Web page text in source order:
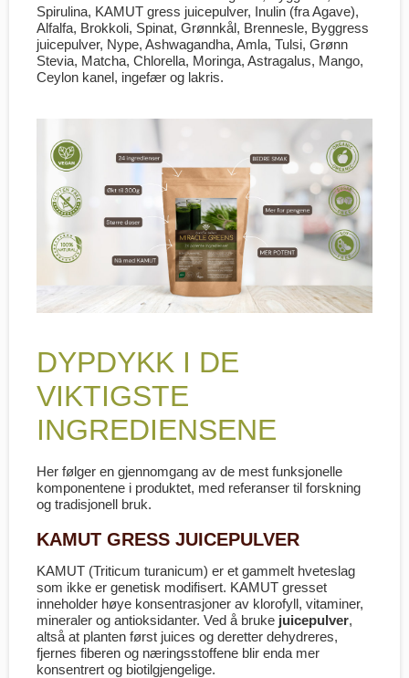
Spirulina, KAMUT gress juicepulver, Inulin (fra Agave),
Alfalfa, Brokkoli, Spinat, Grønnkål, Brennesle, Byggress
juicepulver, Nype, Ashwagandha, Amla, Tulsi, Grønn
Stevia, Matcha, Chlorella, Moringa, Astragalus, Mango,
Ceylon kanel, ingefær og lakris.
DYPDYKK I DE
VIKTIGSTE
INGREDIENSENE
Her følger en gjennomgang av de mest funksjonelle
komponentene i produktet, med referanser til forskning
og tradisjonell bruk.
KAMUT GRESS JUICEPULVER
KAMUT (Triticum turanicum) er et gammelt hveteslag
som ikke er genetisk modifisert. KAMUT gresset
inneholder høye konsentrasjoner av klorofyll, vitaminer,
mineraler og antioksidanter. Ved å bruke juicepulver,
altså at planten først juices og deretter dehydreres,
fjernes fiberen og næringsstoffene blir enda mer
konsentrert og biotilgjengelige.